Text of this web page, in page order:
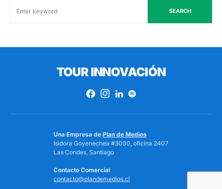
SEARCH
TOUR INNOVACIÓN
Una Empresa de Plan de Medios
Isidora Goyenechea #3000, oficina 2407
Las Condes, Santiago
Contacto Comercial
contacto@plandemedios.cl